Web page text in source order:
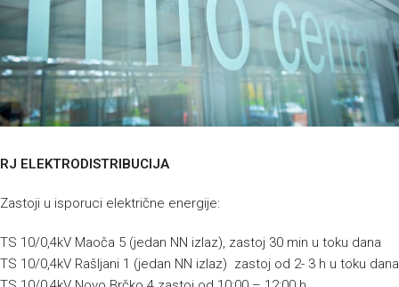
RJ ELEKTRODISTRIBUCIJA
Zastoji u isporuci električne energije:
TS 10/0,4kV Maoča 5 (jedan NN izlaz), zastoj 30 min u toku dana
TS 10/0,4kV Rašljani 1 (jedan NN izlaz) zastoj od 2- 3 h u toku dana